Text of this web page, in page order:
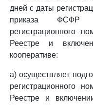
дней с даты
приказа ФСФР
регистрационного
Реестре и
кооперативе:
а) осуществляет
регистрационного
Реестре и